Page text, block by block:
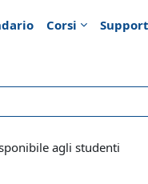
Corsi
agli studenti